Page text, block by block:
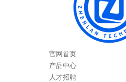
官网首页
产品中心
人才招聘